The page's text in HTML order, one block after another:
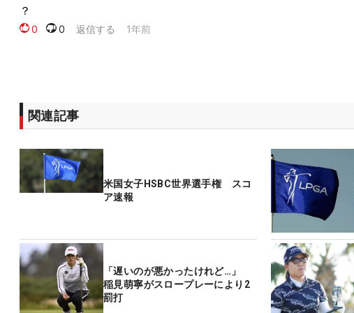
関連記事
米国女子HSBC世界選手権 スコ
ア速報
「遅いのが悪かったけれど…」
稲見萌寧がスロープレーにより2
罰打